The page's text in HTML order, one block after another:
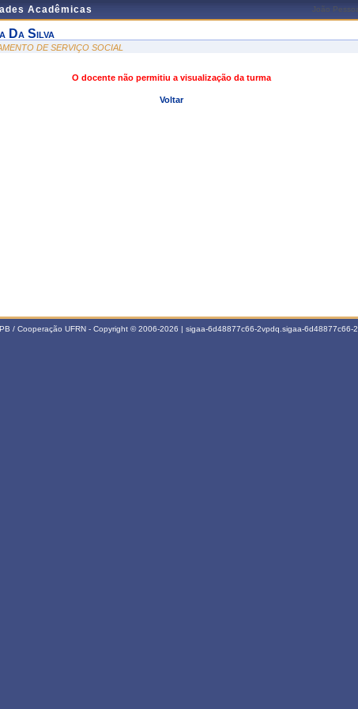
Acadêmicas João
Da Silva
DE SERVIÇO SOCIAL
O docente não permitiu a visualização da turma
Voltar
/ Cooperação UFRN - Copyright © 2006-2026 | sigaa-6d48877c66-2vpdq.sigaa-6d48877c66-